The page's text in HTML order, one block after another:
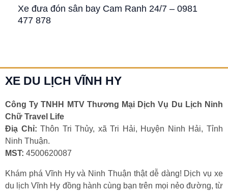
Xe đưa đón sân bay Cam Ranh 24/7 – 0981
477 878
XE DU LỊCH VĨNH HY
Công Ty TNHH MTV Thương Mại Dịch Vụ Du Lịch Ninh
Chữ Travel Life
Điạ Chỉ: Thôn Tri Thủy, xã Tri Hải, Huyện Ninh Hải, Tỉnh
Ninh Thuận.
MST: 4500620087
Khám phá Vĩnh Hy và Ninh Thuận thật dễ dàng! Dịch vụ xe
du lịch Vĩnh Hy đồng hành cùng bạn trên mọi nẻo đường, từ